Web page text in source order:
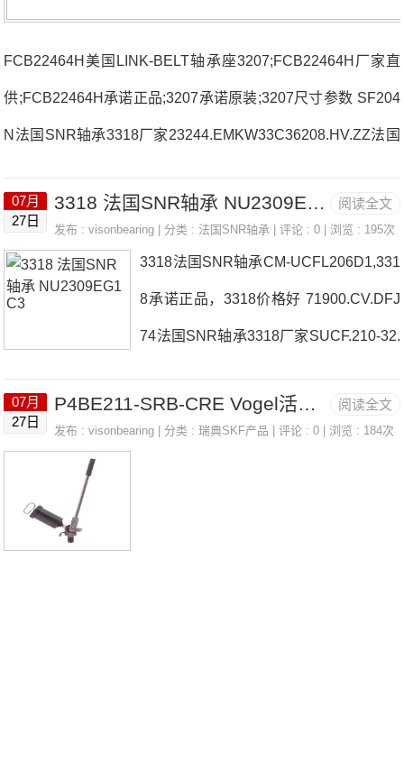
FCB22464H美国LINK-BELT轴承座3207;FCB22464H厂家直
供;FCB22464H承诺正品;3207承诺原装;3207尺寸参数 SF204
N法国SNR轴承3318厂家23244.EMKW33C36208.HV.ZZ法国
参数3318价格,3318采购 热销型号推荐：3318，FCB22464
T26202.ZC3(J30)33183318价格,3318采购3318价格,3318采
阅读全文
07月
27日
3318 法国SNR轴承 NU2309EG1C3
发布 :visonbearing | 分类 :法国SNR轴承 | 评论 : 0 | 浏览 : 195次
3318法国SNR轴承CM-UCFL206D1,331
8承诺正品，3318价格好 71900.CV.DFJ
74法国SNR轴承3318厂家SUCF.210-32.
PE212T20FL.203.N法国SNR轴承3318
阅读全文
07月
27日
P4BE211-SRB-CRE Vogel活塞传感器/活塞检测器 LINCOLN 82251
发布 :visonbearing | 分类 :瑞典SKF产品 | 评论 : 0 | 浏览 : 184次